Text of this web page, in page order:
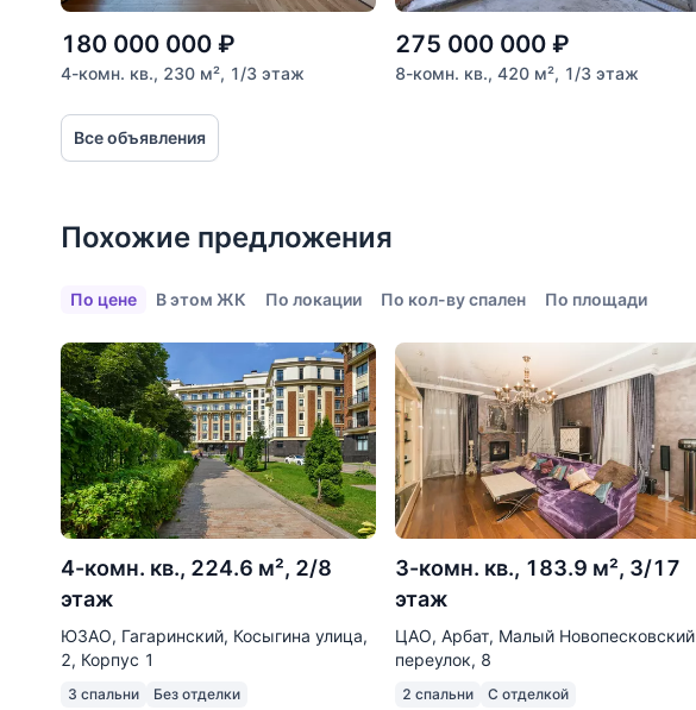
Больницы
Салоны красоты
Торговые центры
Фитнесы
Все объекты
180 000 000 ₽
4-комн. кв., 230 м², 1/3 этаж
275 000 000 ₽
8-комн. кв., 420 м², 1/3 этаж
Все объявления
Похожие предложения
По цене В этом ЖК По локации По кол-ву спален По площади
4-комн. кв., 224.6 м², 2/8
этаж
ЮЗАО, Гагаринский, Косыгина улица,
2, Корпус 1
3 спальни Без отделки
3-комн. кв., 183.9 м², 3/17
этаж
ЦАО, Арбат, Малый Новопесковский
переулок, 8
2 спальни С отделкой